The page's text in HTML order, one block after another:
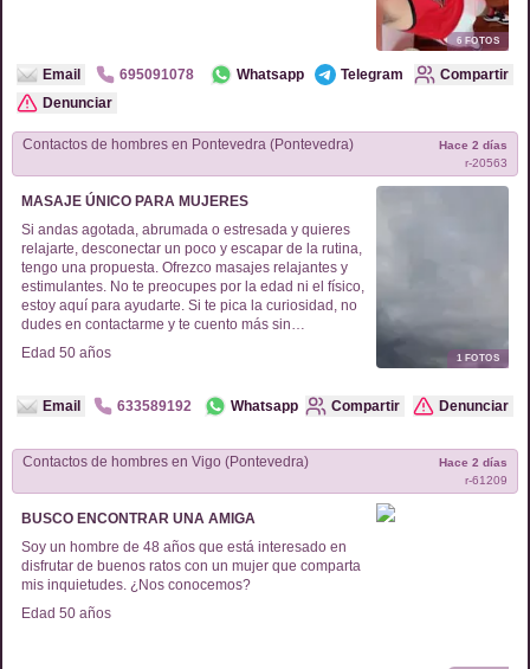
6 FOTOS
Email 695091078 Whatsapp Telegram
Compartir
Denunciar
Contactos de hombres en Pontevedra (Pontevedra)
r-20563
Hace 2 días
MASAJE ÚNICO PARA MUJERES
Si andas agotada, abrumada o estresada y quieres
relajarte, desconectar un poco y escapar de la rutina,
tengo una propuesta. Ofrezco masajes relajantes y
estimulantes. No te preocupes por la edad ni el físico,
estoy aquí para ayudarte. Si te pica la curiosidad, no
dudes en contactarme y te cuento más sin
compromiso.
Edad 50 años 1FOTOS
Email 633589192 Whatsapp Compartir Denunciar
Contactos de hombres en Vigo (Pontevedra)
r-61209
Hace 2 días
BUSCO ENCONTRAR UNA AMIGA
Soy un hombre de 48 años que está interesado en
disfrutar de buenos ratos con un mujer que comparta
mis inquietudes. ¿Nos conocemos?
Edad 50 años